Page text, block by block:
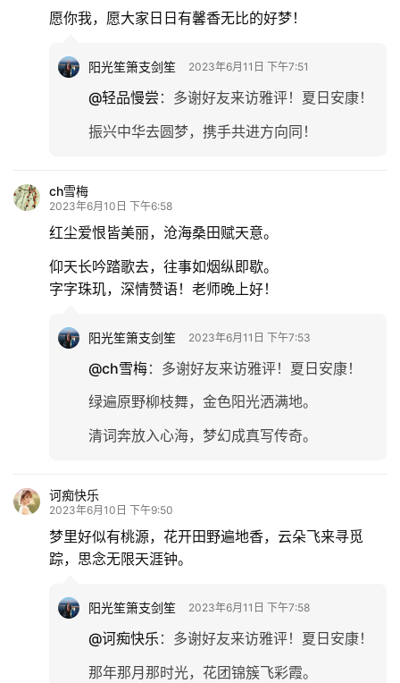
愿你我，愿大家日日有馨香无比的好梦！
阳光笙箫支剑笙 2023年6月11日 下午7:51
@轻品慢尝 ： 多谢好友来访雅评！夏日安康！
振兴中华去圆梦，携手共进方向同！
ch雪梅
2023年6月10日 下午6:58
红尘爱恨皆美丽，沧海桑田赋天意。
仰天长吟踏歌去，往事如烟纵即歇。
字字珠玑，深情赞语！老师晚上好！
阳光笙箫支剑笙 2023年6月11日 下午7:53
@ch雪梅： 多谢好友来访雅评！夏日安康！
绿遍原野柳枝舞，金色阳光洒满地。
清词奔放入心海，梦幻成真写传奇。
诃痴快乐
2023年6月10日 下午9:50
梦里好似有桃源，花开田野遍地香，云朵飞来寻觅
踪，思念无限天涯钟。
阳光笙箫支剑笙 2023年6月11日 下午7:58
@诃痴快乐 ： 多谢好友来访雅评！夏日安康！
那年那月那时光，花团锦簇飞彩霞。